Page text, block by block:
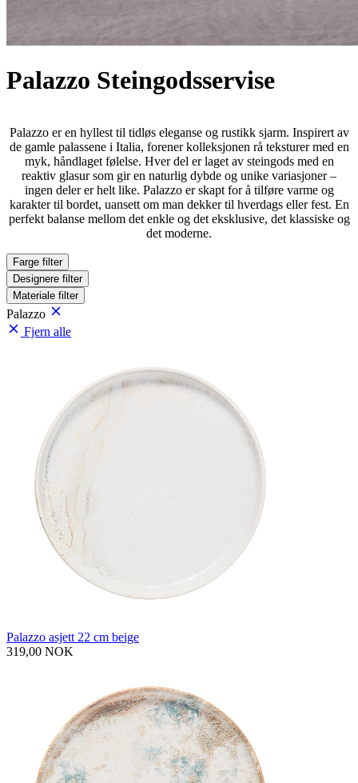
Palazzo Steingodsservise
Palazzo er en hyllest til tidløs eleganse og rustikk sjarm. Inspirert av
de gamle palassene i Italia, forener kolleksjonen rå teksturer med en
myk, håndlaget følelse. Hver del er laget av steingods med en
reaktiv glasur som gir en naturlig dybde og unike variasjoner –
ingen deler er helt like. Palazzo er skapt for å tilføre varme og
karakter til bordet, uansett om man dekker til hverdags eller fest. En
perfekt balanse mellom det enkle og det eksklusive, det klassiske og
det moderne.
Farge filter
Designere filter
Materiale filter
Palazzo
Fjern alle
Palazzo asjett 22 cm beige
319,00 NOK